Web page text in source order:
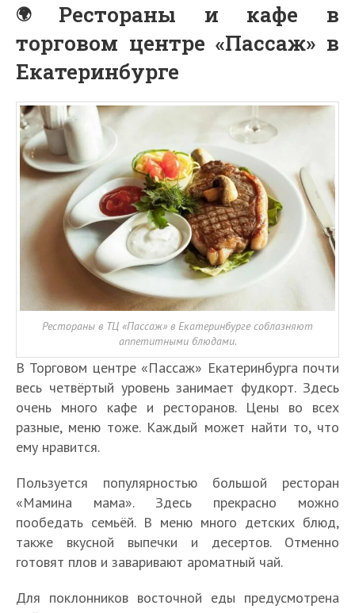
Рестораны и кафе в
торговом центре «Пассаж» в
Екатеринбурге
Рестораны в ТЦ «Пассаж» в Екатеринбурге соблазняют
аппетитными блюдами.
В Торговом центре «Пассаж» Екатеринбурга почти
весь четвёртый уровень занимает фудкорт. Здесь
очень много кафе и ресторанов. Цены во всех
разные, меню тоже. Каждый может найти то, что
ему нравится.
Пользуется популярностью большой ресторан
«Мамина мама». Здесь прекрасно можно
пообедать семьёй. В меню много детских блюд,
также вкусной выпечки и десертов. Отменно
готовят плов и заваривают ароматный чай.
Для поклонников восточной еды предусмотрена